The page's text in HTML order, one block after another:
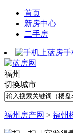
首页
新房中心
二手房
手
福州
切换城市
福州房产网 > 福州